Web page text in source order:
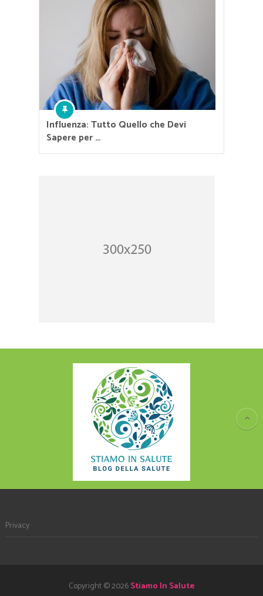
Influenza: Tutto Quello che Devi
Sapere per …
Privacy
Copyright © 2026Stiamo In Salute